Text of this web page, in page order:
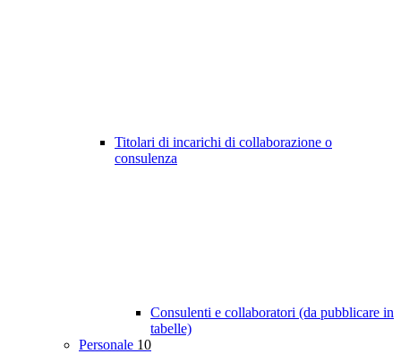
Titolari di incarichi di collaborazione o
consulenza
Consulenti e collaboratori (da pubblicare in
tabelle)
Personale 10